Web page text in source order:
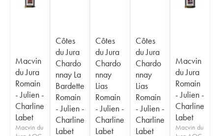
Macvin
du Jura
Romain
- Julien -
Charline
Labet
Macvin du
Côtes
du Jura
Chardo
nnay La
Bardette
Romain
- Julien -
Charline
Labet
Côtes
du Jura
Chardo
nnay
Lias
Romain
- Julien -
Charline
Labet
Côtes
du Jura
Chardo
nnay
Lias
Romain
- Julien -
Charline
Labet
Macvin
du Jura
Romain
- Julien -
Charline
Labet
Macvin du